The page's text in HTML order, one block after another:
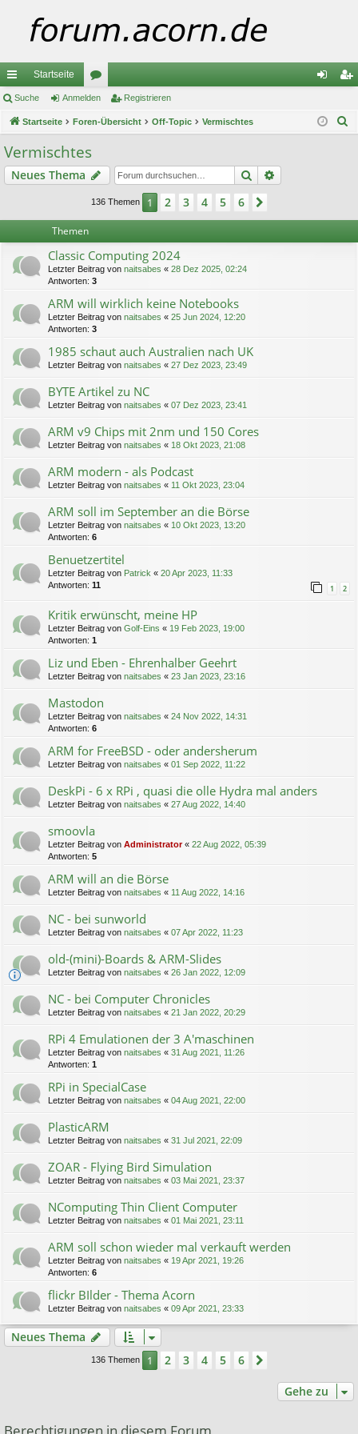
ch
ne
llz
ug
Startseite
or
en m ist
Suche Anmelden Registrieren
Startseite Foren-Übersicht Off-Topic Vermischtes
Vermischtes
Neues Thema Suche
136 Themen 1 2 3 4 5 6
Themen
Classic Computing 2024
Letzter Beitrag von naitsabes « 28 Dez 2025, 02:24
Antworten: 3
ARM will wirklich keine Notebooks
Letzter Beitrag von naitsabes « 25 Jun 2024, 12:20
Antworten: 3
1985 schaut auch Australien nach UK
Letzter Beitrag von naitsabes « 27 Dez 2023, 23:49
BYTE Artikel zu NC
Letzter Beitrag von naitsabes « 07 Dez 2023, 23:41
ARM v9 Chips mit 2nm und 150 Cores
Letzter Beitrag von naitsabes « 18 Okt 2023, 21:08
ARM modern - als Podcast
Letzter Beitrag von naitsabes « 11 Okt 2023, 23:04
ARM soll im September an die Börse
Letzter Beitrag von naitsabes « 10 Okt 2023, 13:20
Antworten: 6
Benuetzertitel
Letzter Beitrag von Patrick « 20 Apr 2023, 11:33
Antworten: 11 1 2
Kritik erwünscht, meine HP
Letzter Beitrag von Golf-Eins « 19 Feb 2023, 19:00
Antworten: 1
Liz und Eben - Ehrenhalber Geehrt
Letzter Beitrag von naitsabes « 23 Jan 2023, 23:16
Mastodon
Letzter Beitrag von naitsabes « 24 Nov 2022, 14:31
Antworten: 6
ARM for FreeBSD - oder andersherum
Letzter Beitrag von naitsabes « 01 Sep 2022, 11:22
DeskPi - 6 x RPi , quasi die olle Hydra mal anders
Letzter Beitrag von naitsabes « 27 Aug 2022, 14:40
smoovla
Letzter Beitrag von Administrator« 22 Aug 2022, 05:39
Antworten: 5
ARM will an die Börse
Letzter Beitrag von naitsabes « 11 Aug 2022, 14:16
NC - bei sunworld
Letzter Beitrag von naitsabes « 07 Apr 2022, 11:23
old-(mini)-Boards & ARM-Slides
Letzter Beitrag von naitsabes « 26 Jan 2022, 12:09
NC - bei Computer Chronicles
Letzter Beitrag von naitsabes « 21 Jan 2022, 20:29
RPi 4 Emulationen der 3 A'maschinen
Letzter Beitrag von naitsabes « 31 Aug 2021, 11:26
Antworten: 1
RPi in SpecialCase
Letzter Beitrag von naitsabes « 04 Aug 2021, 22:00
PlasticARM
Letzter Beitrag von naitsabes « 31 Jul 2021, 22:09
ZOAR - Flying Bird Simulation
Letzter Beitrag von naitsabes « 03 Mai 2021, 23:37
NComputing Thin Client Computer
Letzter Beitrag von naitsabes « 01 Mai 2021, 23:11
ARM soll schon wieder mal verkauft werden
Letzter Beitrag von naitsabes « 19 Apr 2021, 19:26
Antworten: 6
flickr BIlder - Thema Acorn
Letzter Beitrag von naitsabes « 09 Apr 2021, 23:33
Neues Thema
136 Themen 1 2 3 4 5 6
Gehe zu